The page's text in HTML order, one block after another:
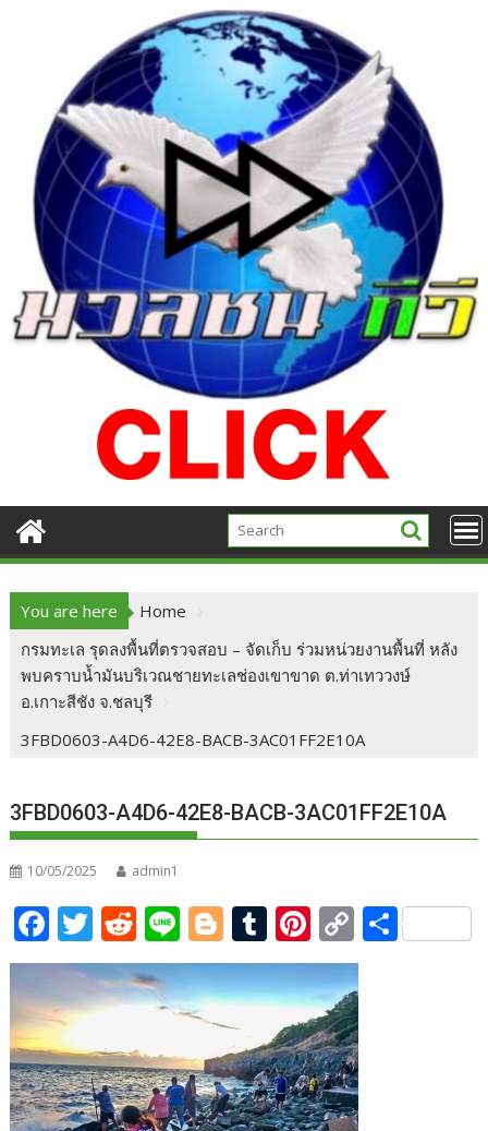
You are here
Home
กรมทะเล รุดลงพื้นที่ตรวจสอบ – จัดเก็บ ร่วมหน่วยงานพื้นที่ หลัง
พบคราบน้ำมันบริเวณชายทะเลช่องเขาขาด ต.ท่าเทววงษ์
อ.เกาะสีชัง จ.ชลบุรี
3FBD0603-A4D6-42E8-BACB-3AC01FF2E10A
3FBD0603-A4D6-42E8-BACB-3AC01FF2E10A
10/05/2025 admin1
F
ac
e
b
o
o
T
w
itt
er
R
e
d
t
Li
n
e
Bl
o
g
g
er
T
u
m
bl
r
Pi
nt
er
e
st
C
o
p
y
Li
n
S